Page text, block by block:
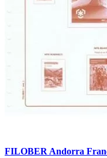
FILOBER Andorra